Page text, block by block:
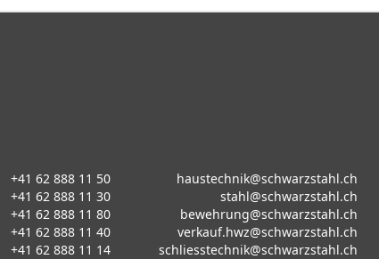
+41 62 888 11 50
haustechnik@schwarzstahl.ch
+41 62 888 11 30
stahl@schwarzstahl.ch
+41 62 888 11 80
bewehrung@schwarzstahl.ch
+41 62 888 11 40
verkauf.hwz@schwarzstahl.ch
+41 62 888 11 14 schliesstechnik@schwarzstahl.ch